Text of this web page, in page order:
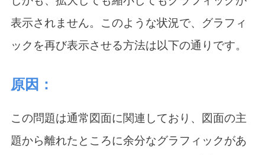
表示されません。このような状況で、グラフィ
ックを再び表示させる方法は以下の通りです。
原因：
この問題は通常図面に関連しており、図面の主
題から離れたところに余分なグラフィックがあ